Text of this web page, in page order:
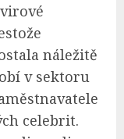
náležitě
v sektoru
celebrit.